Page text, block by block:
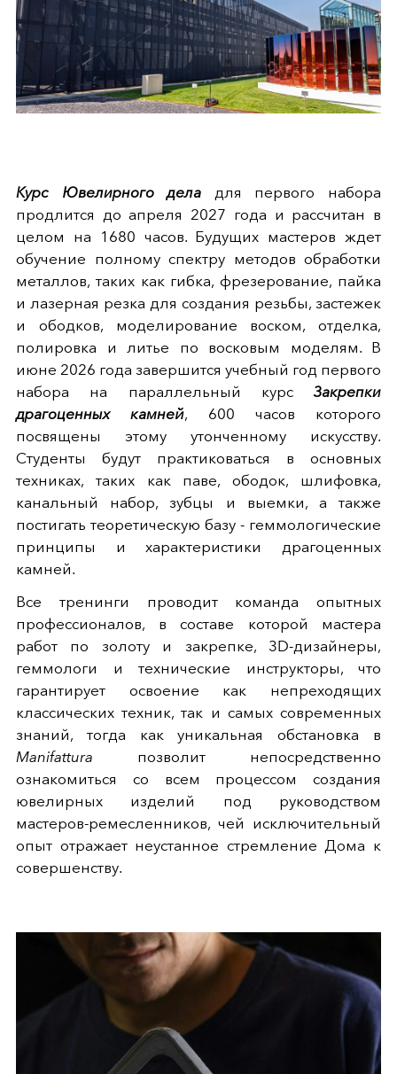
Курс Ювелирного дела для первого набора
продлится до апреля 2027 года и рассчитан в
целом на 1680 часов. Будущих мастеров ждет
обучение полному спектру методов обработки
металлов, таких как гибка, фрезерование, пайка
и лазерная резка для создания резьбы, застежек
и ободков, моделирование воском, отделка,
полировка и литье по восковым моделям. В
июне 2026 года завершится учебный год первого
набора на параллельный курсЗакрепки
драгоценных камней, 600 часов которого
посвящены этому утонченному искусству.
Студенты будут практиковаться в основных
техниках, таких как паве, ободок, шлифовка,
канальный набор, зубцы и выемки, а также
постигать теоретическую базу - геммологические
принципы и характеристики драгоценных
камней.
Все тренинги проводит команда опытных
профессионалов, в составе которой мастера
работ по золоту и закрепке, 3D-дизайнеры,
геммологи и технические инструкторы, что
гарантирует освоение как непреходящих
классических техник, так и самых современных
знаний, тогда как уникальная обстановка в
Manifattura позволит непосредственно
ознакомиться со всем процессом создания
ювелирных изделий под руководством
мастеров-ремесленников, чей исключительный
опыт отражает неустанное стремление Дома к
совершенству.